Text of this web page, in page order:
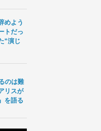
めよう
トだっ
“演じ
のは難
リスが
を語る